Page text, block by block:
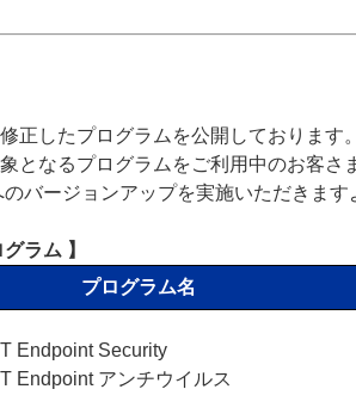
正したプログラムを公開しております
となるプログラムをご利用中のお客さ
のバージョンアップを実施いただきます
ラム 】
プログラム名
Endpoint Security
Endpoint アンチウイルス